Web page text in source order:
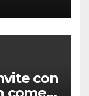
con